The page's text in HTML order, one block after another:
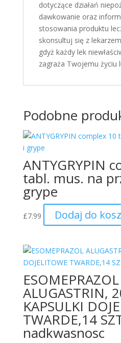
dotyczące działań
dawkowanie oraz
stosowania produktu
skonsultuj się z
gdyż każdy lek
zagraża Twojemu życiu
Podobne
ANTYGRYPIN
tabl. mus. na
grype
£7.99 Dodaj do
ESOMEPRAZOL
ALUGASTRIN,
KAPSULKI
TWARDE,14
nadkwasnosc